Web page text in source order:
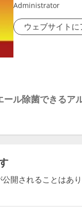
Administrator
ウェブサイト
ール除菌できるア
開されることはあり